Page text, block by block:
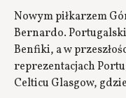
Nowym piłkarzem
Bernardo.
Benfiki, a w
reprezentacjach
Celticu Glasgow,